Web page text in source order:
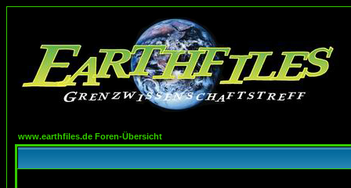
www.earthfiles.de Foren-Übersicht